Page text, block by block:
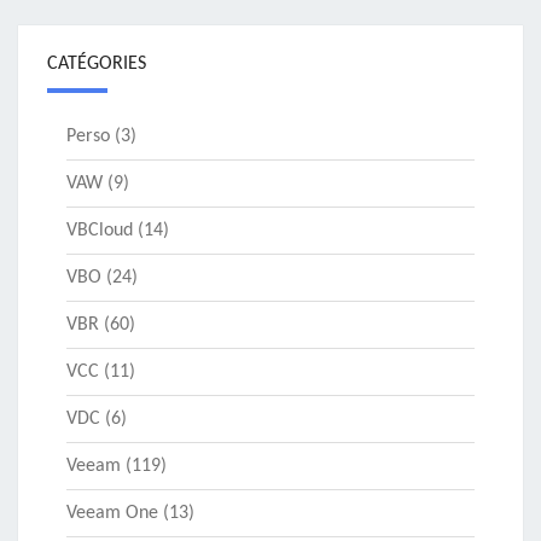
CATÉGORIES
Perso (3)
VAW (9)
VBCloud (14)
VBO (24)
VBR (60)
VCC (11)
VDC (6)
Veeam (119)
Veeam One (13)